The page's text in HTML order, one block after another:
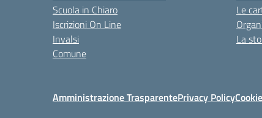
Scuola in Chiaro
Iscrizioni On Line
Invalsi
Comune
Le
La
Amministrazione TrasparentePrivacy Policy